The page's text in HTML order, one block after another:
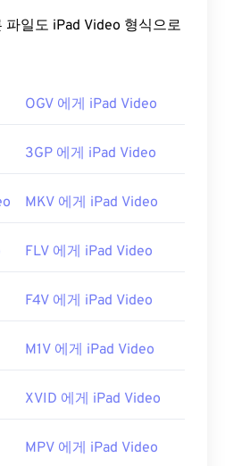
는 비디오 형식입니다. 많은
최고의 비디오 형식 중 하나
게 여나요?
기본 비디오 플레이어에서
로, Mac에서는 QuickTime
기기에서는 이 파일 형식을
는 컨테이너이므로, 파일을
코덱)가 기기의 OS와 호환
해 보세요.
형식으로
OGV 에게 iPad Video
3GP 에게 iPad Video
MKV 에게 iPad Video
FLV 에게 iPad Video
F4V 에게 iPad Video
M1V 에게 iPad Video
XVID 에게 iPad Video
MPV 에게 iPad Video